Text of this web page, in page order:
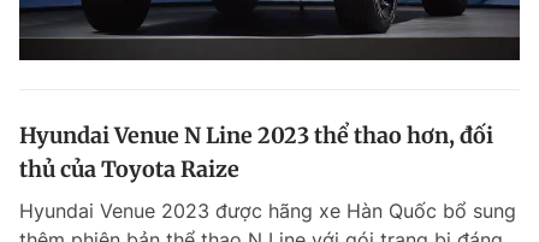
Hyundai Venue N Line 2023 thể thao hơn, đối
thủ của Toyota Raize
Hyundai Venue 2023 được hãng xe Hàn Quốc bổ sung